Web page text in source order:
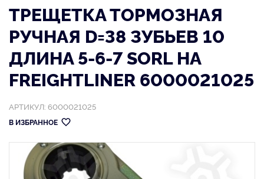
ТРЕЩЕТКА ТОРМОЗНАЯ
РУЧНАЯ D=38 ЗУБЬЕВ 10
ДЛИНА 5-6-7 SORL НА
FREIGHTLINER 6000021025
АРТИКУЛ: 6000021025
В ИЗБРАННОЕ